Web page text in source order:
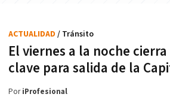
El viernes a la noche
clave para salida de la
ACTUALIDAD / Tránsito
PoriProfesional